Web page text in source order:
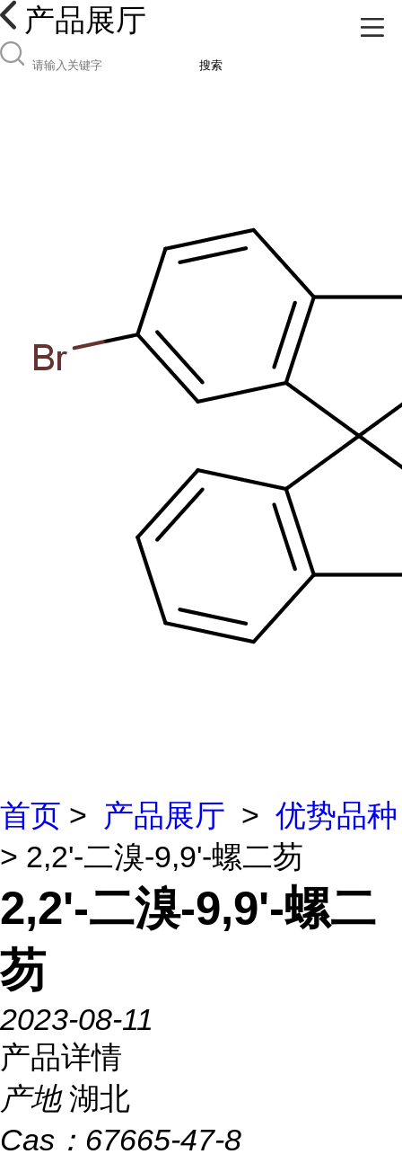
产品展厅
搜索
首页 > 产品展厅 > 优势品种
> 2,2'-二溴-9,9'-螺二芴
2,2'-二溴-9,9'-螺二
芴
2023-08-11
产品详情
产地 湖北
Cas： 67665-47-8